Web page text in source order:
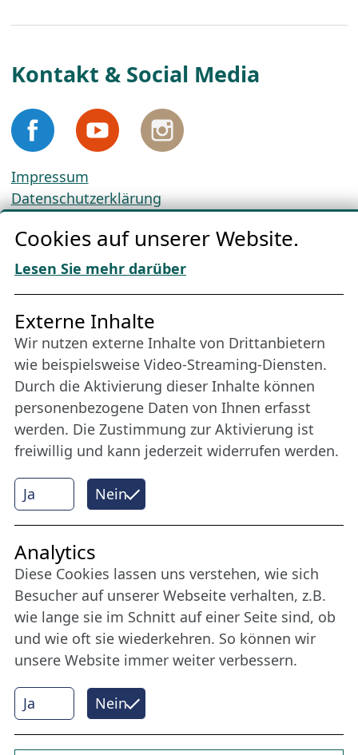
Kontakt & Social Media
Impressum
Datenschutzerklärung
AGBs
Download „Nordic Tango“
Freundes­kreis
Bleiben Sie uns das ganze Jahr über verbunden:
Werden Sie Freund der Nordischen Filmtage
Lübeck.
Mehr erfahren
Internet Partner
© 2026 Nordische Filmtage Lübeck
CONVOTIS Lübeck GmbH
Cookies auf unserer Website.
Lesen Sie mehr darüber
Ja Nein
Externe Inhalte
Wir nutzen externe Inhalte von Drittanbietern
wie beispielsweise Video-Streaming-Diensten.
Durch die Aktivierung dieser Inhalte können
personenbezogene Daten von Ihnen erfasst
werden. Die Zustimmung zur Aktivierung ist
freiwillig und kann jederzeit widerrufen werden.
Ja Nein
Analytics
Diese Cookies lassen uns verstehen, wie sich
Besucher auf unserer Webseite verhalten, z.B.
wie lange sie im Schnitt auf einer Seite sind, ob
und wie oft sie wiederkehren. So können wir
unsere Website immer weiter verbessern.